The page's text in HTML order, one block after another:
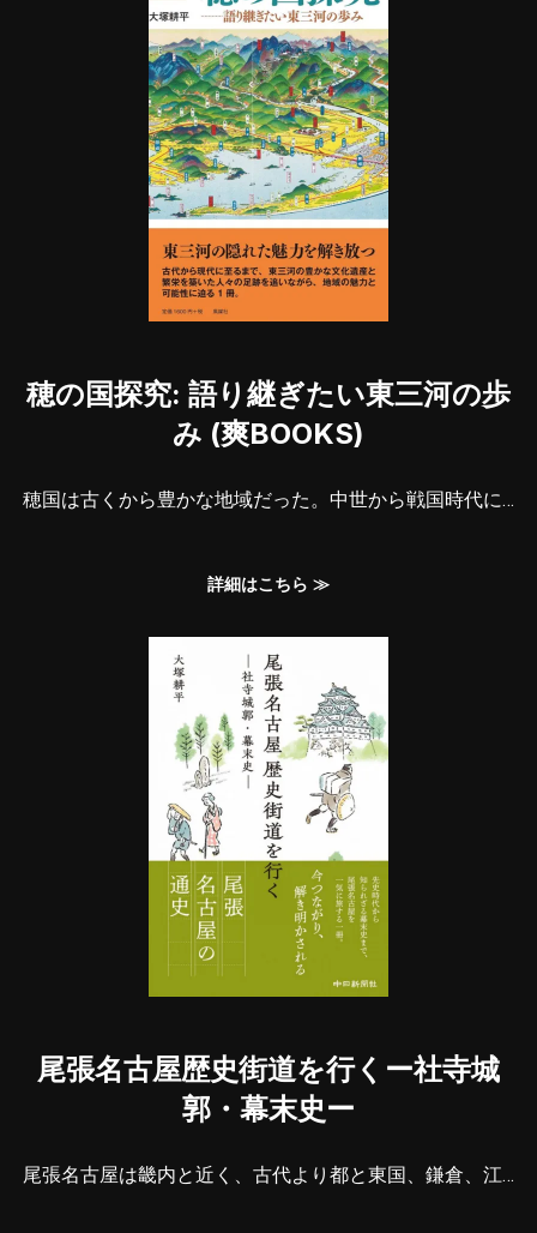
穂の国探究: 語り継ぎたい東三河の歩
み (爽BOOKS)
穂国は古くから豊かな地域だった。中世から戦国時代に…
詳細はこちら ≫
尾張名古屋歴史街道を行くー社寺城
郭・幕末史ー
尾張名古屋は畿内と近く、古代より都と東国、鎌倉、江…